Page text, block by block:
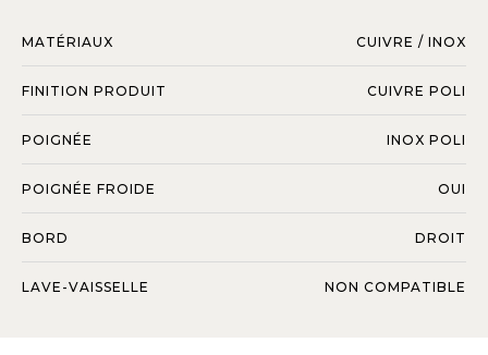
MATÉRIAUX CUIVRE / INOX
FINITION PRODUIT CUIVRE POLI
POIGNÉE INOX POLI
POIGNÉE FROIDE OUI
BORD DROIT
LAVE-VAISSELLE NON COMPATIBLE